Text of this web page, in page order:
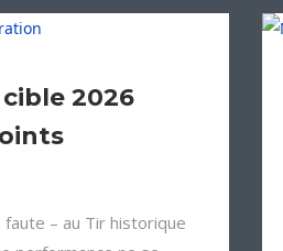
2026
– au Tir historique